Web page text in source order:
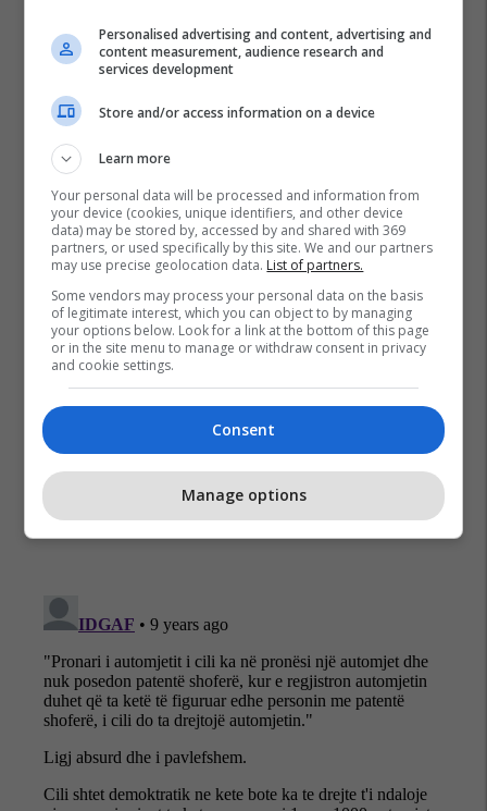
Nebih Shatri
Ligji I Ri Për Automjete
Ministria E Infrastrukturës
Personalised advertising and content, advertising and
content measurement, audience research and
services development
Store and/or access information on a device
Learn more
Your personal data will be processed and information from
your device (cookies, unique identifiers, and other device
data) may be stored by, accessed by and shared with 369
partners, or used specifically by this site. We and our partners
may use precise geolocation data. List of partners.
Some vendors may process your personal data on the basis
of legitimate interest, which you can object to by managing
your options below. Look for a link at the bottom of this page
or in the site menu to manage or withdraw consent in privacy
and cookie settings.
Consent
Manage options